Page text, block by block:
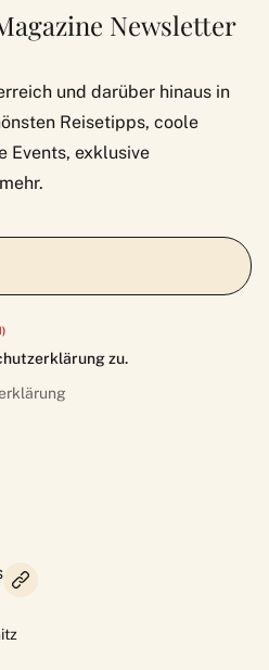
Newsletter
und darüber hinaus in
Reisetipps, coole
Events, exklusive
zu.